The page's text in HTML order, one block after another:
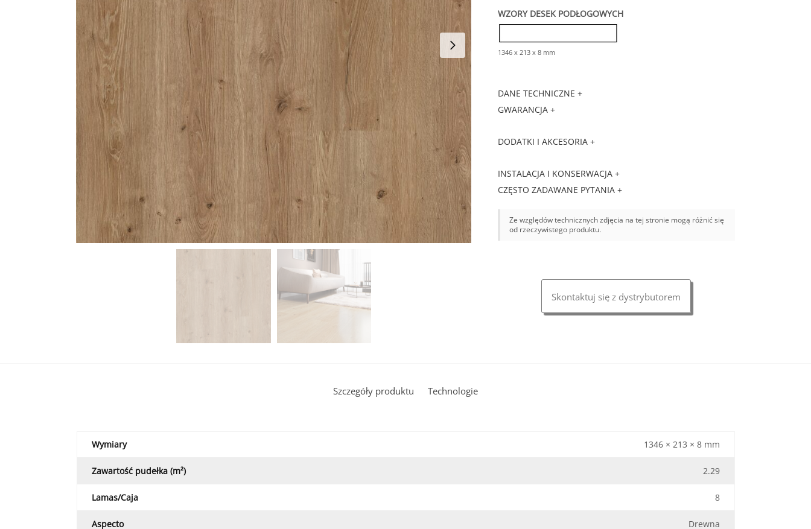
WZORY DESEK PODŁOGOWYCH
1346 x 213 x 8 mm
DANE TECHNICZNE +
GWARANCJA +
DODATKI I AKCESORIA +
INSTALACJA I KONSERWACJA +
CZĘSTO ZADAWANE PYTANIA +
Ze względów technicznych zdjęcia na tej stronie mogą różnić się
od rzeczywistego produktu.
Skontaktuj się z dystrybutorem
Szczegóły produktu Technologie
Wymiary 1346 × 213 × 8 mm
Zawartość pudełka (m²) 2.29
Lamas/Caja 8
Aspecto Drewna